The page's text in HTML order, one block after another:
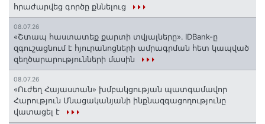
հրաժարվեց գործը քննելուց
08.07.26
«Շտապ հաստատեք քարտի տվյալները»․ IDBank-ը
զգուշացնում է հյուրանոցների ամրագրման հետ կապված
զեղծարարությունների մասին
08.07.26
«Ուժեղ Հայաստան» խմբակցության պատգամավոր
Հարություն Մնացականյանի ինքնազգացողությունը
վատացել է